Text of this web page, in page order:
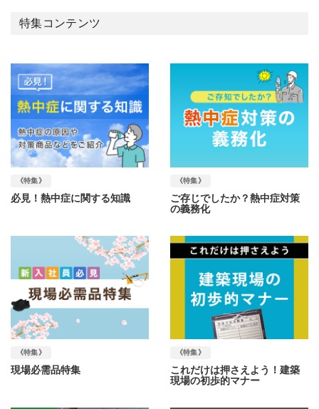
特集コンテンツ
《特集》
必見！熱中症に関する知識
《特集》
ご存じでしたか？熱中症対策
の義務化
《特集》
現場必需品特集
《特集》
これだけは押さえよう！建築
現場の初歩的マナー